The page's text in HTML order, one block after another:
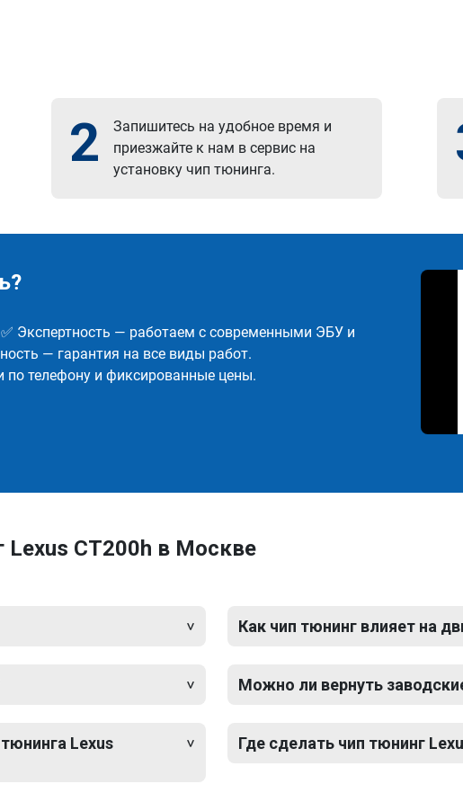
2
Запишитесь на удобное время и
приезжайте к нам в сервис на
установку чип тюнинга.
Экспертность — работаем с современными ЭБУ и
— гарантия на все виды работ.
по телефону и фиксированные цены.
Lexus CT200h в Москве
Lexus
Как чип тюнинг влияет на
Можно ли вернуть
Где сделать чип тюнинг